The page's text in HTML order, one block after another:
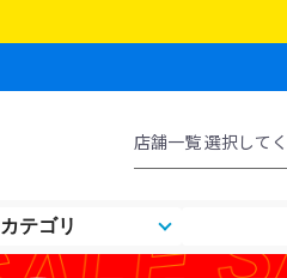
カテゴリ